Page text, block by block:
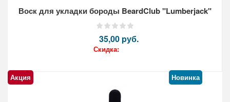
Воск для укладки бороды BeardClub "Lumberjack"
35,00 pуб.
Скидка:
Акция Новинка